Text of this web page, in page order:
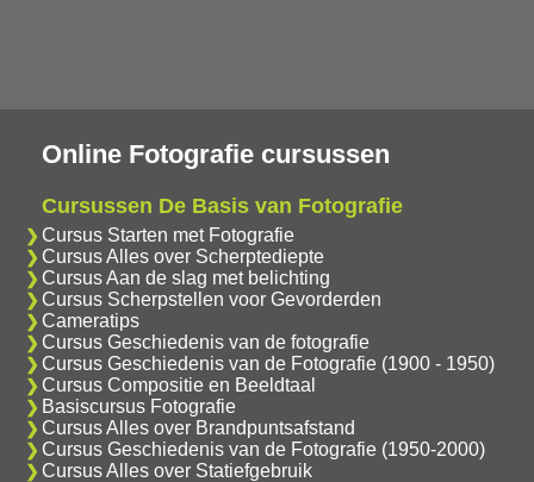
Online Fotografie cursussen
Cursussen De Basis van Fotografie
Cursus Starten met Fotografie
Cursus Alles over Scherptediepte
Cursus Aan de slag met belichting
Cursus Scherpstellen voor Gevorderden
Cameratips
Cursus Geschiedenis van de fotografie
Cursus Geschiedenis van de Fotografie (1900 - 1950)
Cursus Compositie en Beeldtaal
Basiscursus Fotografie
Cursus Alles over Brandpuntsafstand
Cursus Geschiedenis van de Fotografie (1950-2000)
Cursus Alles over Statiefgebruik